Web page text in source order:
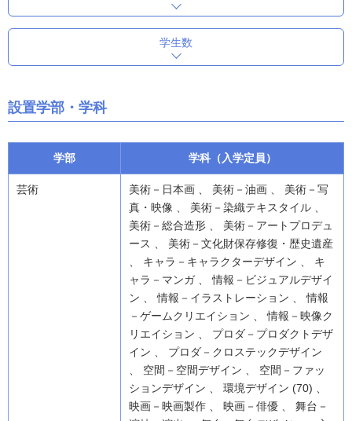
学生数
設置学部・学科
学部 学科（入学定員）
芸術
美術－日本画 、 美術－油画 、 美術－写
真・映像 、 美術－染織テキスタイル 、
美術－総合造形 、 美術－アートプロデュ
ース 、 美術－文化財保存修復・歴史遺産
、 キャラ－キャラクターデザイン 、 キ
ャラ－マンガ 、 情報－ビジュアルデザイ
ン 、 情報－イラストレーション 、 情報
－ゲームクリエイション 、 情報－映像ク
リエイション 、 プロダ－プロダクトデザ
イン 、 プロダ－クロステックデザイン
、 空間－空間デザイン 、 空間－ファッ
ションデザイン 、 環境デザイン (70) 、
映画－映画製作 、 映画－俳優 、 舞台－